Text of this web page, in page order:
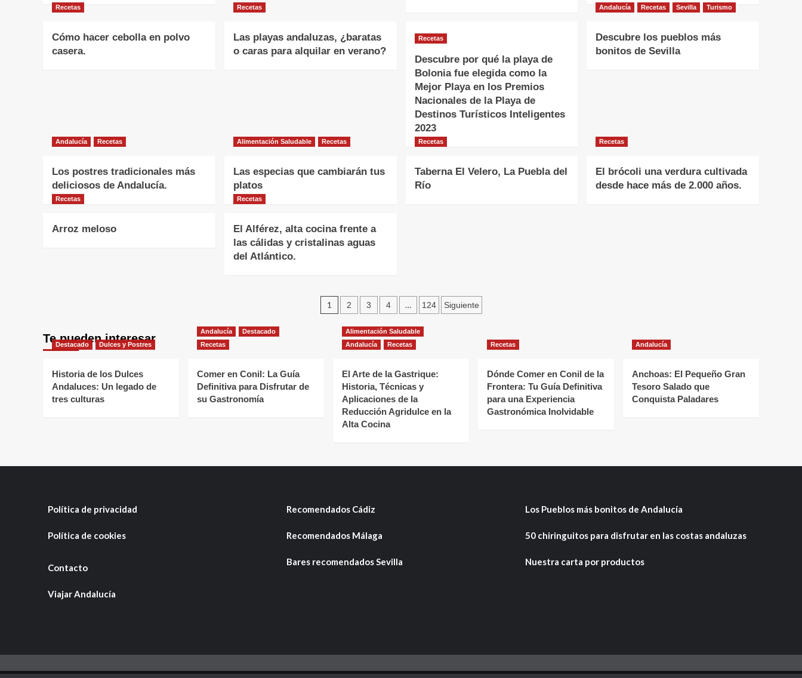
Recetas
Cómo hacer cebolla en polvo
casera.
Recetas
Las playas andaluzas, ¿baratas
o caras para alquilar en verano?
Recetas
Descubre por qué la playa de
Bolonia fue elegida como la
Mejor Playa en los Premios
Nacionales de la Playa de
Destinos Turísticos Inteligentes
2023
Andalucía Recetas Sevilla Turismo
Descubre los pueblos más
bonitos de Sevilla
Andalucía Recetas
Los postres tradicionales más
deliciosos de Andalucía.
Alimentación Saludable Recetas
Las especias que cambiarán tus
platos
Recetas
Taberna El Velero, La Puebla del
Río
Recetas
El brócoli una verdura cultivada
desde hace más de 2.000 años.
Recetas
Arroz meloso
Recetas
El Alférez, alta cocina frente a
las cálidas y cristalinas aguas
del Atlántico.
Paginación
entradas
1 2 3 4 … 124 Siguiente
Te pueden interesar
Destacado Dulces y Postres
Historia de los Dulces
Andaluces: Un legado de
tres culturas
Andalucía
Destacado
Recetas
Comer en Conil: La Guía
Definitiva para Disfrutar de
su Gastronomía
Alimentación Saludable
Andalucía
Recetas
El Arte de la Gastrique:
Historia, Técnicas y
Aplicaciones de la
Reducción Agridulce en la
Alta Cocina
Recetas
Dónde Comer en Conil de la
Frontera: Tu Guía Definitiva
para una Experiencia
Gastronómica Inolvidable
Andalucía
Anchoas: El Pequeño Gran
Tesoro Salado que
Conquista Paladares
Política de privacidad
Política de cookies
Contacto
Viajar Andalucía
Recomendados Cádiz
Recomendados Málaga
Bares recomendados Sevilla
Los Pueblos más bonitos de Andalucía
50 chiringuitos para disfrutar en las costas andaluzas
Nuestra carta por productos